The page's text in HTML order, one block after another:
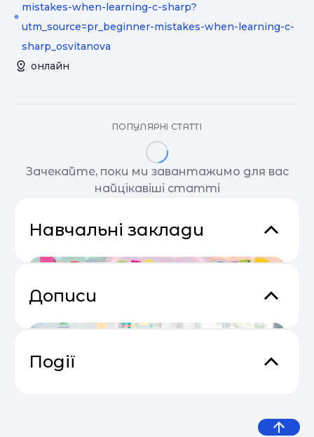
mistakes-when-learning-c-sharp?
utm_source=pr_beginner-mistakes-when-learning-c-
sharp_osvitanova
онлайн
ПОПУЛЯРНІ СТАТТІ
Зачекайте, поки ми завантажимо для вас
найцікавіші статті
Навчальні заклади
Дописи
Події